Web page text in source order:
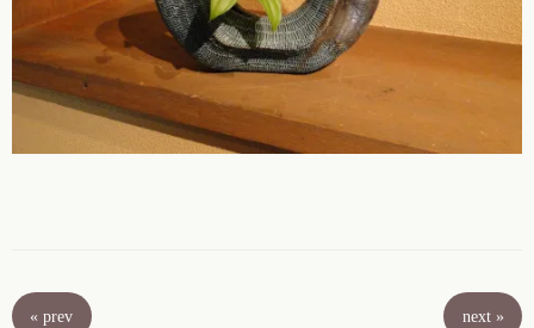
« prev next »